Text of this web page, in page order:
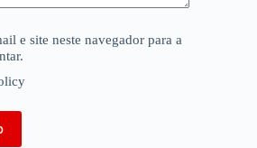
e site neste navegador para a